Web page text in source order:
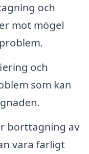
och
mot mögel
och
som kan
borttagning av
vara farligt